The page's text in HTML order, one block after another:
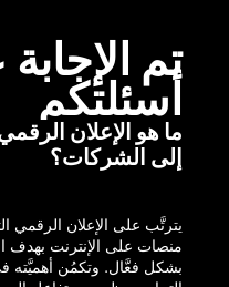
أسئلتكم
ما هو الإعلان
إلى الشركات؟